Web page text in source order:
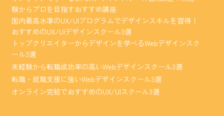
験からプロを目指すおすすめ講座
国内最高水準のUX/UIプログラムでデザインスキルを習得！
おすすめのUX/UIデザインスクール3選
トップクリエイターからデザインを学べるWebデザインスク
ール3選
未経験から転職成功率の高いWebデザインスクール3選
転職・就職支援に強いWebデザインスクール3選
オンライン完結でおすすめのUX/UIスクール3選